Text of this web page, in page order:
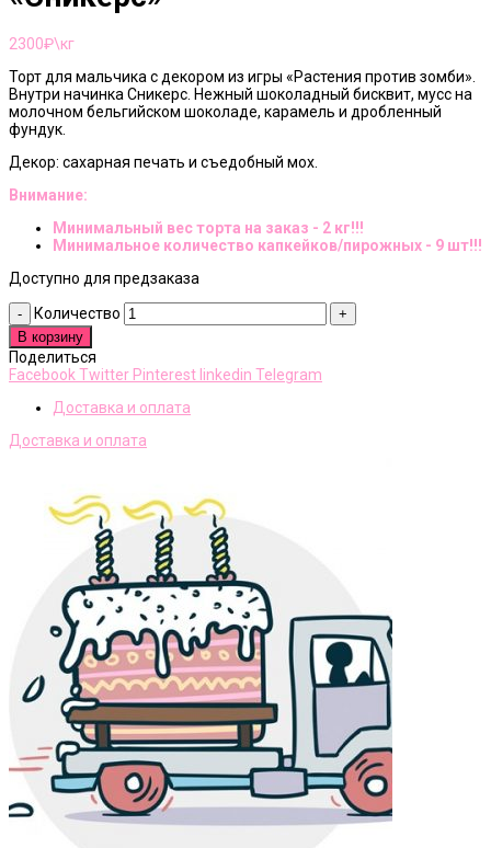
2300₽\кг
Торт для мальчика с декором из игры «Растения против зомби».
Внутри начинка Сникерс. Нежный шоколадный бисквит, мусс на
молочном бельгийском шоколаде, карамель и дробленный
фундук.
Декор: сахарная печать и съедобный мох.
Внимание:
Минимальный вес торта на заказ - 2 кг!!!
Минимальное количество капкейков/пирожных - 9 шт!!!
Доступно для предзаказа
Количество
В корзину
Поделиться
Facebook Twitter Pinterest linkedin Telegram
Доставка и оплата
Доставка и оплата